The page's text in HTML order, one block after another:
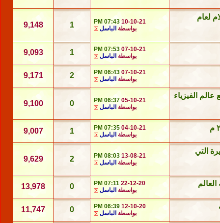
لعام
10-10-21
07:43 PM
بواسطة الباسل 1
9,148
07-10-21
07:53 PM
بواسطة الباسل 1
9,093
07-10-21
06:43 PM
بواسطة الباسل 2
9,171
الفيزياء
05-10-21
06:37 PM
بواسطة الباسل 0
9,100
04-10-21
07:35 PM
بواسطة الباسل 1
9,007
التي
13-08-21
08:03 PM
بواسطة الباسل 2
9,629
22-12-20
07:11 PM
بواسطة الباسل 0
13,978
12-10-20
06:39 PM
بواسطة الباسل 0
11,747